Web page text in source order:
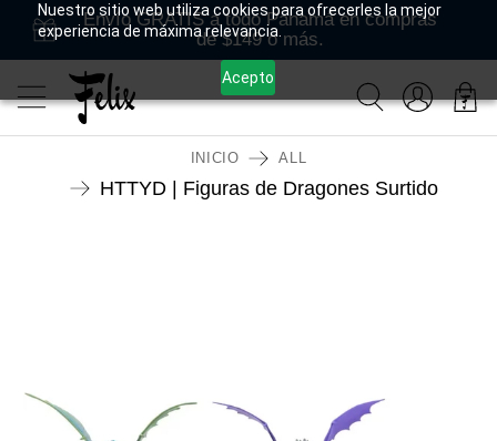
Nuestro sitio web utiliza cookies para ofrecerles la mejor
experiencia de máxima relevancia.
Acepto
Envío GRATIS a todo Panamá en compras
de $149 o más.
INICIO ALL
HTTYD | Figuras de Dragones Surtido